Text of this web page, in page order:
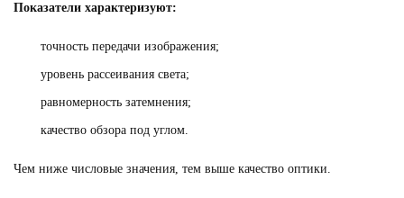
Показатели характеризуют:
точность передачи изображения;
уровень рассеивания света;
равномерность затемнения;
качество обзора под углом.
Чем ниже числовые значения, тем выше качество оптики.